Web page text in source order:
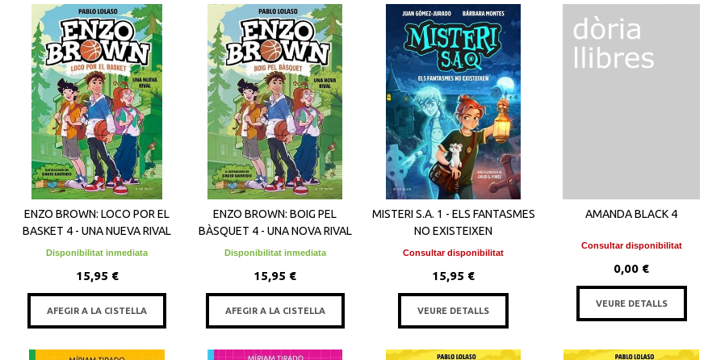
ENZO BROWN: LOCO POR EL
BASKET 4 - UNA NUEVA RIVAL
Disponibilitat inmediata
15,95 €
AFEGIR A LA CISTELLA
ENZO BROWN: BOIG PEL
BÀSQUET 4 - UNA NOVA RIVAL
Disponibilitat inmediata
15,95 €
AFEGIR A LA CISTELLA
MISTERI S.A. 1 - ELS FANTASMES
NO EXISTEIXEN
Consultar disponibilitat
15,95 €
VEURE DETALLS
AMANDA BLACK 4
Consultar disponibilitat
0,00 €
VEURE DETALLS